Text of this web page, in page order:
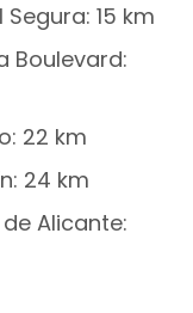
15 km
Boulevard:
22 km
24 km
Alicante: